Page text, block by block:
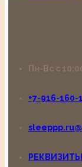
Пн-Вс с
+7-916-160-
РЕКВИЗИТЫ